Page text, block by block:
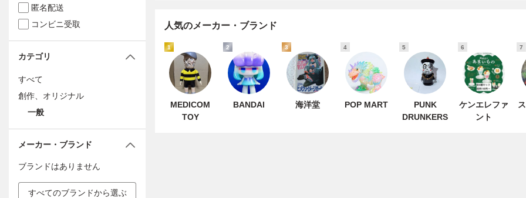
人気のメーカー・ブランド
1
MEDICOM
TOY
2
BANDAI
3
海洋堂
4
POP MART
5
PUNK
DRUNKERS
6
ケンエレファ
ント
7
匿名配送
コンビニ受取
カテゴリ
すべて
創作、オリジナル
一般
メーカー・ブランド
ブランドはありません
すべてのブランドから選ぶ